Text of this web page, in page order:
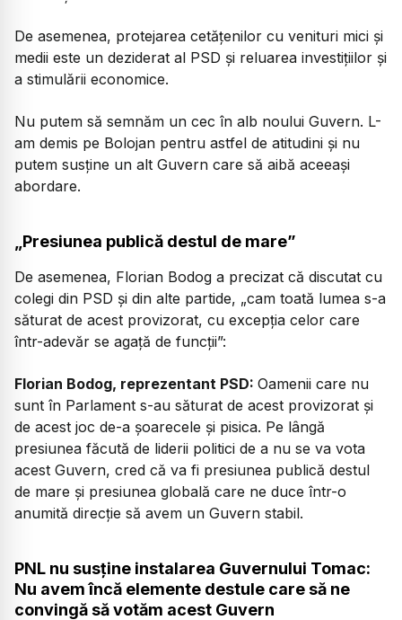
De asemenea, protejarea cetățenilor cu venituri mici și
medii este un deziderat al PSD și reluarea investițiilor și
a stimulării economice.
Nu putem să semnăm un cec în alb noului Guvern. L-
am demis pe Bolojan pentru astfel de atitudini și nu
putem susține un alt Guvern care să aibă aceeași
abordare.
„Presiunea publică destul de mare”
De asemenea, Florian Bodog a precizat că discutat cu
colegi din PSD și din alte partide, „cam toată lumea s-a
săturat de acest provizorat, cu excepția celor care
într-adevăr se agață de funcții”:
Florian Bodog, reprezentant PSD: Oamenii care nu
sunt în Parlament s-au săturat de acest provizorat și
de acest joc de-a șoarecele și pisica. Pe lângă
presiunea făcută de liderii politici de a nu se va vota
acest Guvern, cred că va fi presiunea publică destul
de mare și presiunea globală care ne duce într-o
anumită direcție să avem un Guvern stabil.
PNL nu susține instalarea Guvernului Tomac:
Nu avem încă elemente destule care să ne
convingă să votăm acest Guvern